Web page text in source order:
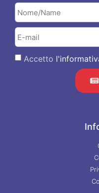
Accetto